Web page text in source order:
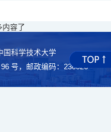
内容了
国科学技术大学
号，邮政编码：230026